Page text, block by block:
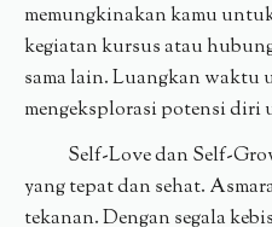
memungkinakan kamu
kegiatan kursus atau
sama lain. Luangkan waktu
mengeksplorasi potensi diri
Self-Love dan Self-
yang tepat dan sehat.
tekanan. Dengan segala